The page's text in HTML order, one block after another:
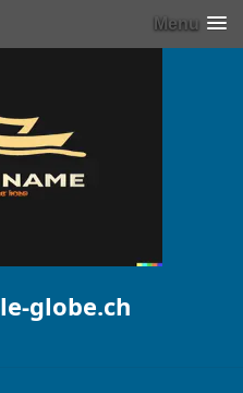
Menu
globe.ch